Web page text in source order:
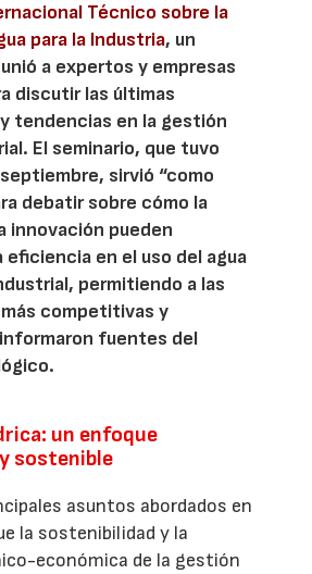
Técnico sobre la
para la Industria, un
a expertos y empresas
discutir las últimas
tendencias en la gestión
El seminario, que tuvo
sirvió “como
debatir sobre cómo la
innovación pueden
en el uso del agua
permitiendo a las
competitivas y
fuentes del
un enfoque
sostenible
asuntos abordados en
la sostenibilidad y la
económica de la gestión